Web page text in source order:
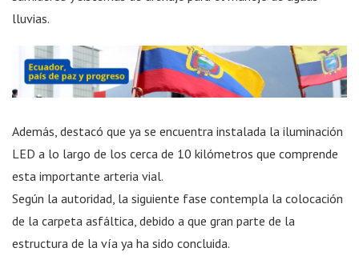
lluvias.
Además, destacó que ya se encuentra instalada la iluminación
LED a lo largo de los cerca de 10 kilómetros que comprende
esta importante arteria vial.
Según la autoridad, la siguiente fase contempla la colocación
de la carpeta asfáltica, debido a que gran parte de la
estructura de la vía ya ha sido concluida.